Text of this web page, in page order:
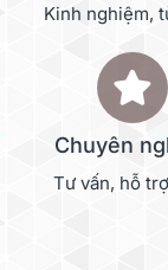
Kinh nghiệm,
Chuyên
Tư vấn, hỗ